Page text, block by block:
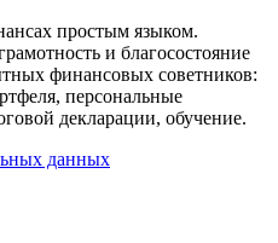
простым языком.
и благосостояние
финансовых советников:
персональные
декларации, обучение.
данных